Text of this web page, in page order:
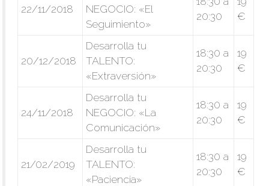
22/11/2018
NEGOCIO: «El
Seguimiento»
20:30
€
20/12/2018
Desarrolla tu
TALENTO:
«Extraversión»
18:30 a
20:30
19
€
24/11/2018
Desarrolla tu
NEGOCIO: «La
Comunicación»
18:30 a
20:30
19
€
21/02/2019
Desarrolla tu
TALENTO:
«Paciencia»
18:30 a
20:30
19
€